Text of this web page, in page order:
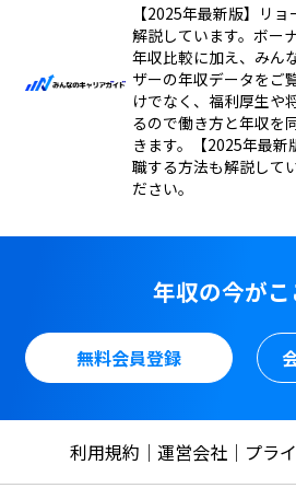
【2025年最新版】リ
解説しています。ボー
年収比較に加え、みん
ザーの年収データをご
けでなく、福利厚生や
るので働き方と年収を
きます。【2025年最
職する方法も解説して
ださい。
年収の今がこ
無料会員登録
利用規約 運営会社 プラ